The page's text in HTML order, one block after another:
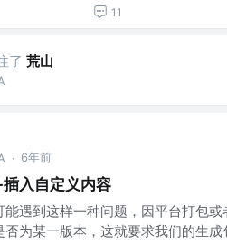
11
了 荒山
· 6年前
入自定义内容
遇到这样一种问题，因平台打包
为某一版本，这就要求我们的生